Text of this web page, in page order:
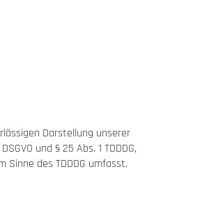
Darstellung unserer
und § 25 Abs. 1 TDDDG,
des TDDDG umfasst.